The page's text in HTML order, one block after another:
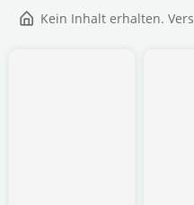
Kein Inhalt erhalten.